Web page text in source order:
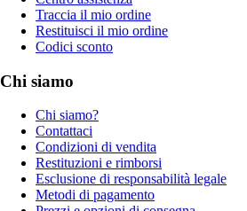
Traccia il mio ordine
Restituisci il mio ordine
Codici sconto
Chi siamo
Chi siamo?
Contattaci
Condizioni di vendita
Restituzioni e rimborsi
Esclusione di responsabilità legale
Metodi di pagamento